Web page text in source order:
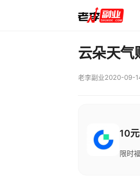
云朵天气
老李副业2020-09-
10
限时